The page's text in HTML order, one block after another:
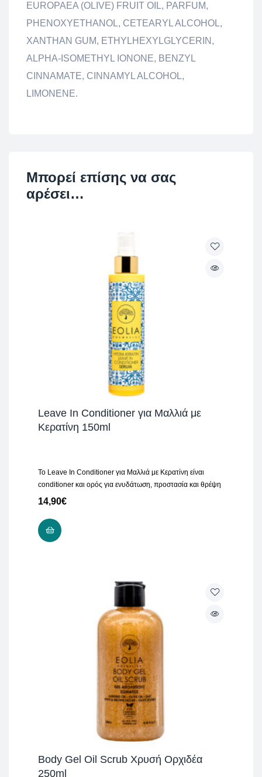
EUROPAEA (OLIVE) FRUIT OIL, PARFUM,
PHENOXYETHANOL, CETEARYL ALCOHOL,
XANTHAN GUM, ETHYLHEXYLGLYCERIN,
ALPHA-ISOMETHYL IONONE, BENZYL
CINNAMATE, CINNAMYL ALCOHOL,
LIMONENE.
Μπορεί επίσης να σας
αρέσει…
Leave In Conditioner για Μαλλιά με
Κερατίνη 150ml
Το Leave In Conditioner για Μαλλιά με Κερατίνη είναι
conditioner και ορός για ενυδάτωση, προστασία και θρέψη
14,90€
Body Gel Oil Scrub Χρυσή Ορχιδέα
250ml